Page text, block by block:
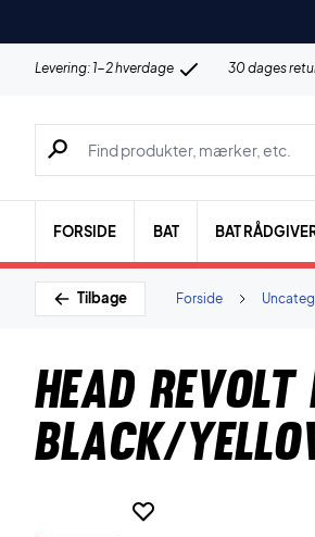
Levering: 1-2 hverdage 30 dages
Søg efter produkter, mærker etc.
FORSIDE BAT BAT
Tilbage Forside
Head Revolt
Black/